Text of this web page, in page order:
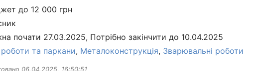
до 12 000 грн
почати 27.03.2025, Потрібно закінчити до 10.04.2025
роботи та паркани, Металоконструкція, Зварювальні роботи
06.04.2025, 16:50:51